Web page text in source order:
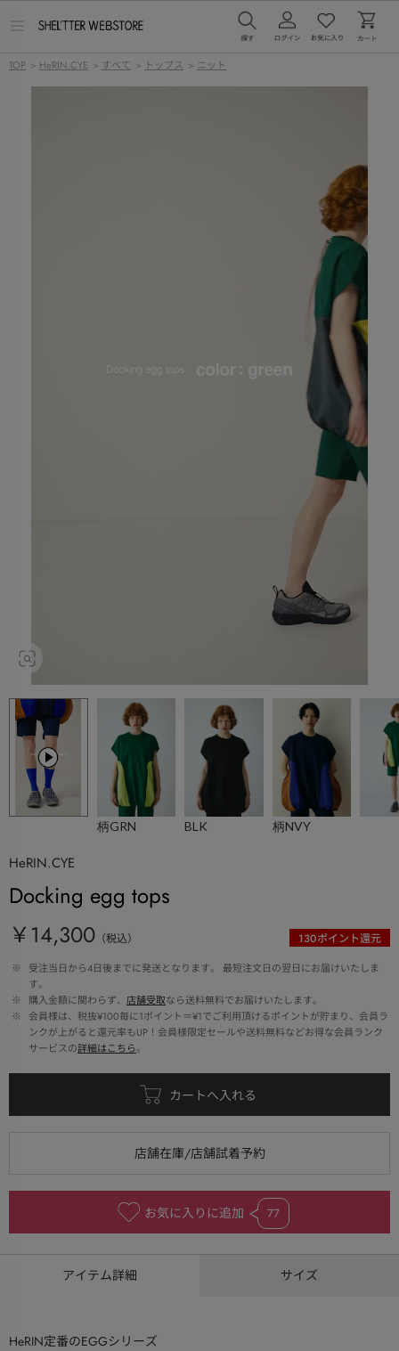
ー
TOP > HeRIN.CYE > すべて > トップス > ニット
柄GRN BLK 柄NVY
HeRIN.CYE
Docking egg tops
￥14,300 （税込） 130ポイント還元
※
受注当日から4日後までに発送となります。 最短注文日の翌日にお届けいたしま
す。
※
購入金額に関わらず、 店舗受取なら送料無料でお届けいたします。
※
会員様は、税抜¥100毎に1ポイント＝¥1でご利用頂けるポイントが貯まり、会員ラ
ンクが上がると還元率もUP！会員様限定セールや送料無料などお得な会員ランク
サービスの詳細はこちら。
お気に入りに追加 77
アイテム詳細 サイズ
HeRIN定番のEGGシリーズ